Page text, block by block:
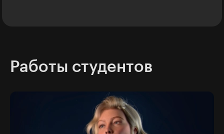
Работы студентов